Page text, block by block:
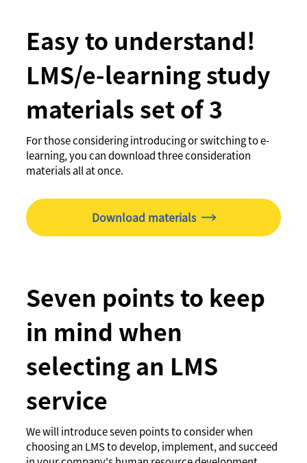
Easy to understand!
LMS/e-learning study
materials set of 3
For those considering introducing or switching to e-
learning, you can download three consideration
materials all at once.
Download materials
Seven points to keep
in mind when
selecting an LMS
service
We will introduce seven points to consider when
choosing an LMS to develop, implement, and succeed